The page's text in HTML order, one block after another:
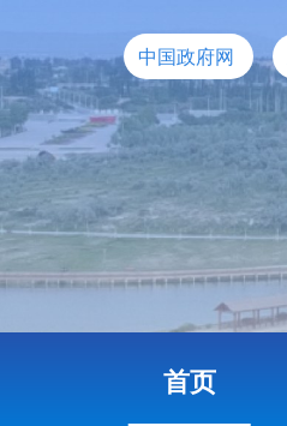
中国政府网
首页